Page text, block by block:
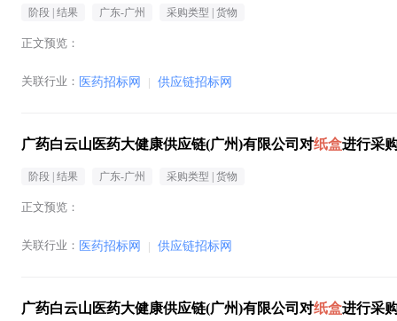
阶段 | 结果 广东-广州 采购类型 | 货物
正文预览：
关联行业： 医药招标网 | 供应链招标网
广药白云山医药大健康供应链(广州)有限公司对纸盒进行采
阶段 | 结果 广东-广州 采购类型 | 货物
正文预览：
关联行业： 医药招标网 | 供应链招标网
广药白云山医药大健康供应链(广州)有限公司对纸盒进行采